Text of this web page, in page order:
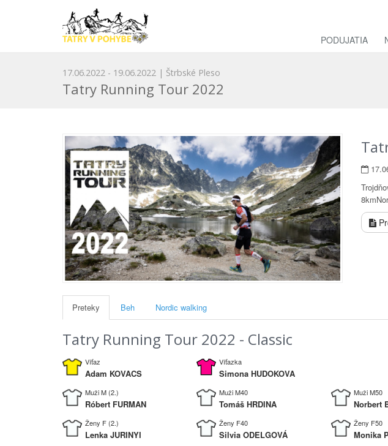
PODUJATIA
17.06.2022 - 19.06.2022 | Štrbské Pleso
Tatry Running Tour 2022
Preteky Beh Nordic walking
Tatry Running Tour 2022 - Classic
Víťaz
Adam KOVACS
Víťazka
Simona HUDOKOVA
Muži M (2.)
Róbert FURMAN
Muži M40
Tomáš HRDINA
Muži M50
Norbert
Ženy F (2.)
Lenka JURINYI
Ženy F40
Silvia ODELGOVÁ
Ženy F50
Monika